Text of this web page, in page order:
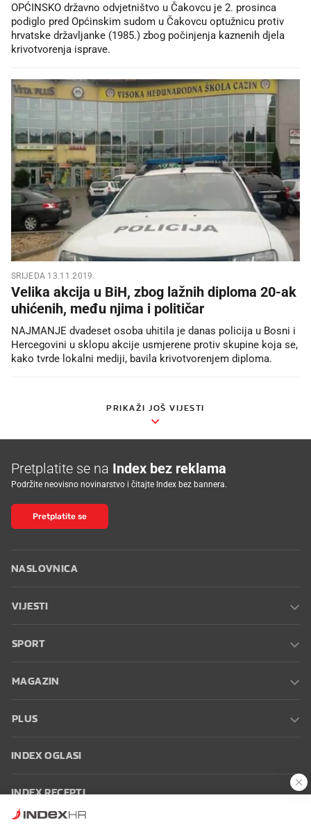
OPĆINSKO državno odvjetništvo u Čakovcu je 2. prosinca
podiglo pred Općinskim sudom u Čakovcu optužnicu protiv
hrvatske državljanke (1985.) zbog počinjenja kaznenih djela
krivotvorenja isprave.
SRIJEDA 13.11.2019.
Velika akcija u BiH, zbog lažnih diploma 20-ak
uhićenih, među njima i političar
NAJMANJE dvadeset osoba uhitila je danas policija u Bosni i
Hercegovini u sklopu akcije usmjerene protiv skupine koja se,
kako tvrde lokalni mediji, bavila krivotvorenjem diploma.
PRIKAŽI JOŠ VIJESTI
Pretplatite se na Index bez reklama
Podržite neovisno novinarstvo i čitajte Index bez bannera.
Pretplatite se
NASLOVNICA
VIJESTI
SPORT
MAGAZIN
PLUS
INDEX OGLASI
INDEX RECEPTI